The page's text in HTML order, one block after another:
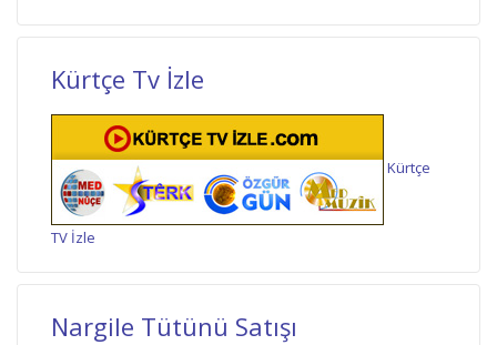
Kürtçe Tv İzle
Kürtçe
TV İzle
Nargile Tütünü Satışı